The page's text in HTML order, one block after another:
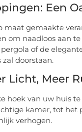
Een
maat gemaakte
om naadloos aan
of de
doorstaan.
Licht, Meer
van uw huis
kamer, tot het
verhogen.